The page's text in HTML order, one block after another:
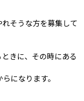
そうな方を募集して
きに、その時にある
になります。